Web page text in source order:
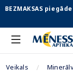
BEZMAKSAS
Veikals